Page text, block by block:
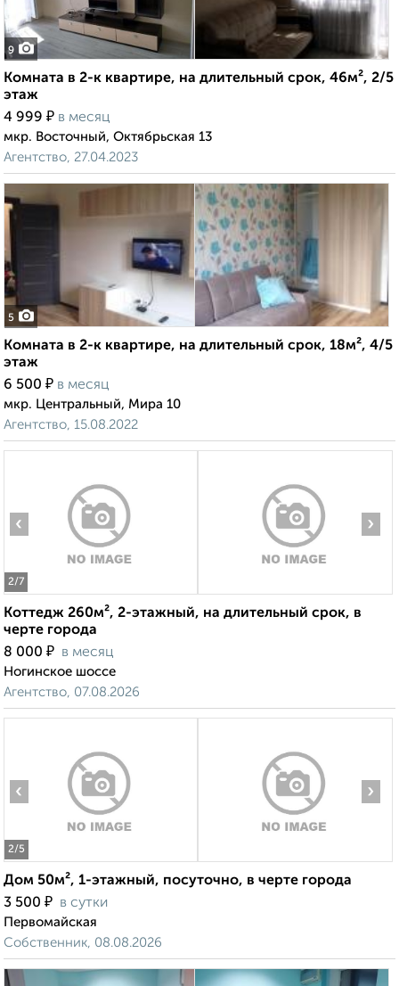
9
Комната в 2-к квартире, на длительный срок, 46м², 2/5
этаж
4 999 ₽ в месяц
мкр. Восточный, Октябрьская 13
Агентство, 27.04.2023
5
Комната в 2-к квартире, на длительный срок, 18м², 4/5
этаж
6 500 ₽ в месяц
мкр. Центральный, Мира 10
Агентство, 15.08.2022
2/7
‹ ›
Коттедж 260м², 2-этажный, на длительный срок, в
черте города
8 000 ₽ в месяц
Ногинское шоссе
Агентство, 07.08.2026
2/5
‹ ›
Дом 50м², 1-этажный, посуточно, в черте города
3 500 ₽ в сутки
Первомайская
Собственник, 08.08.2026